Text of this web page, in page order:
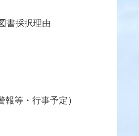
書採択理由
報等・行事予定）